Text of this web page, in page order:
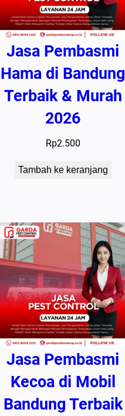
Jasa Pembasmi
Hama di Bandung
Terbaik & Murah
2026
Rp2.500
Tambah ke keranjang
Jasa Pembasmi
Kecoa di Mobil
Bandung Terbaik